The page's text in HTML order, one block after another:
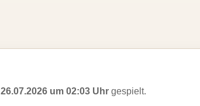
26.07.2026 um 02:03 Uhr gespielt.